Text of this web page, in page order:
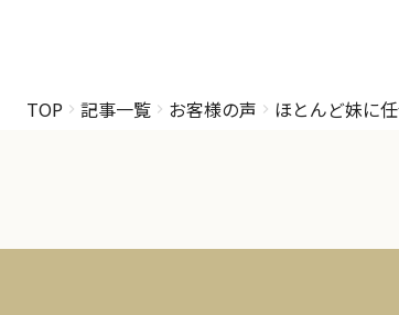
TOP 記事一覧 お客様の声 ほとんど妹に